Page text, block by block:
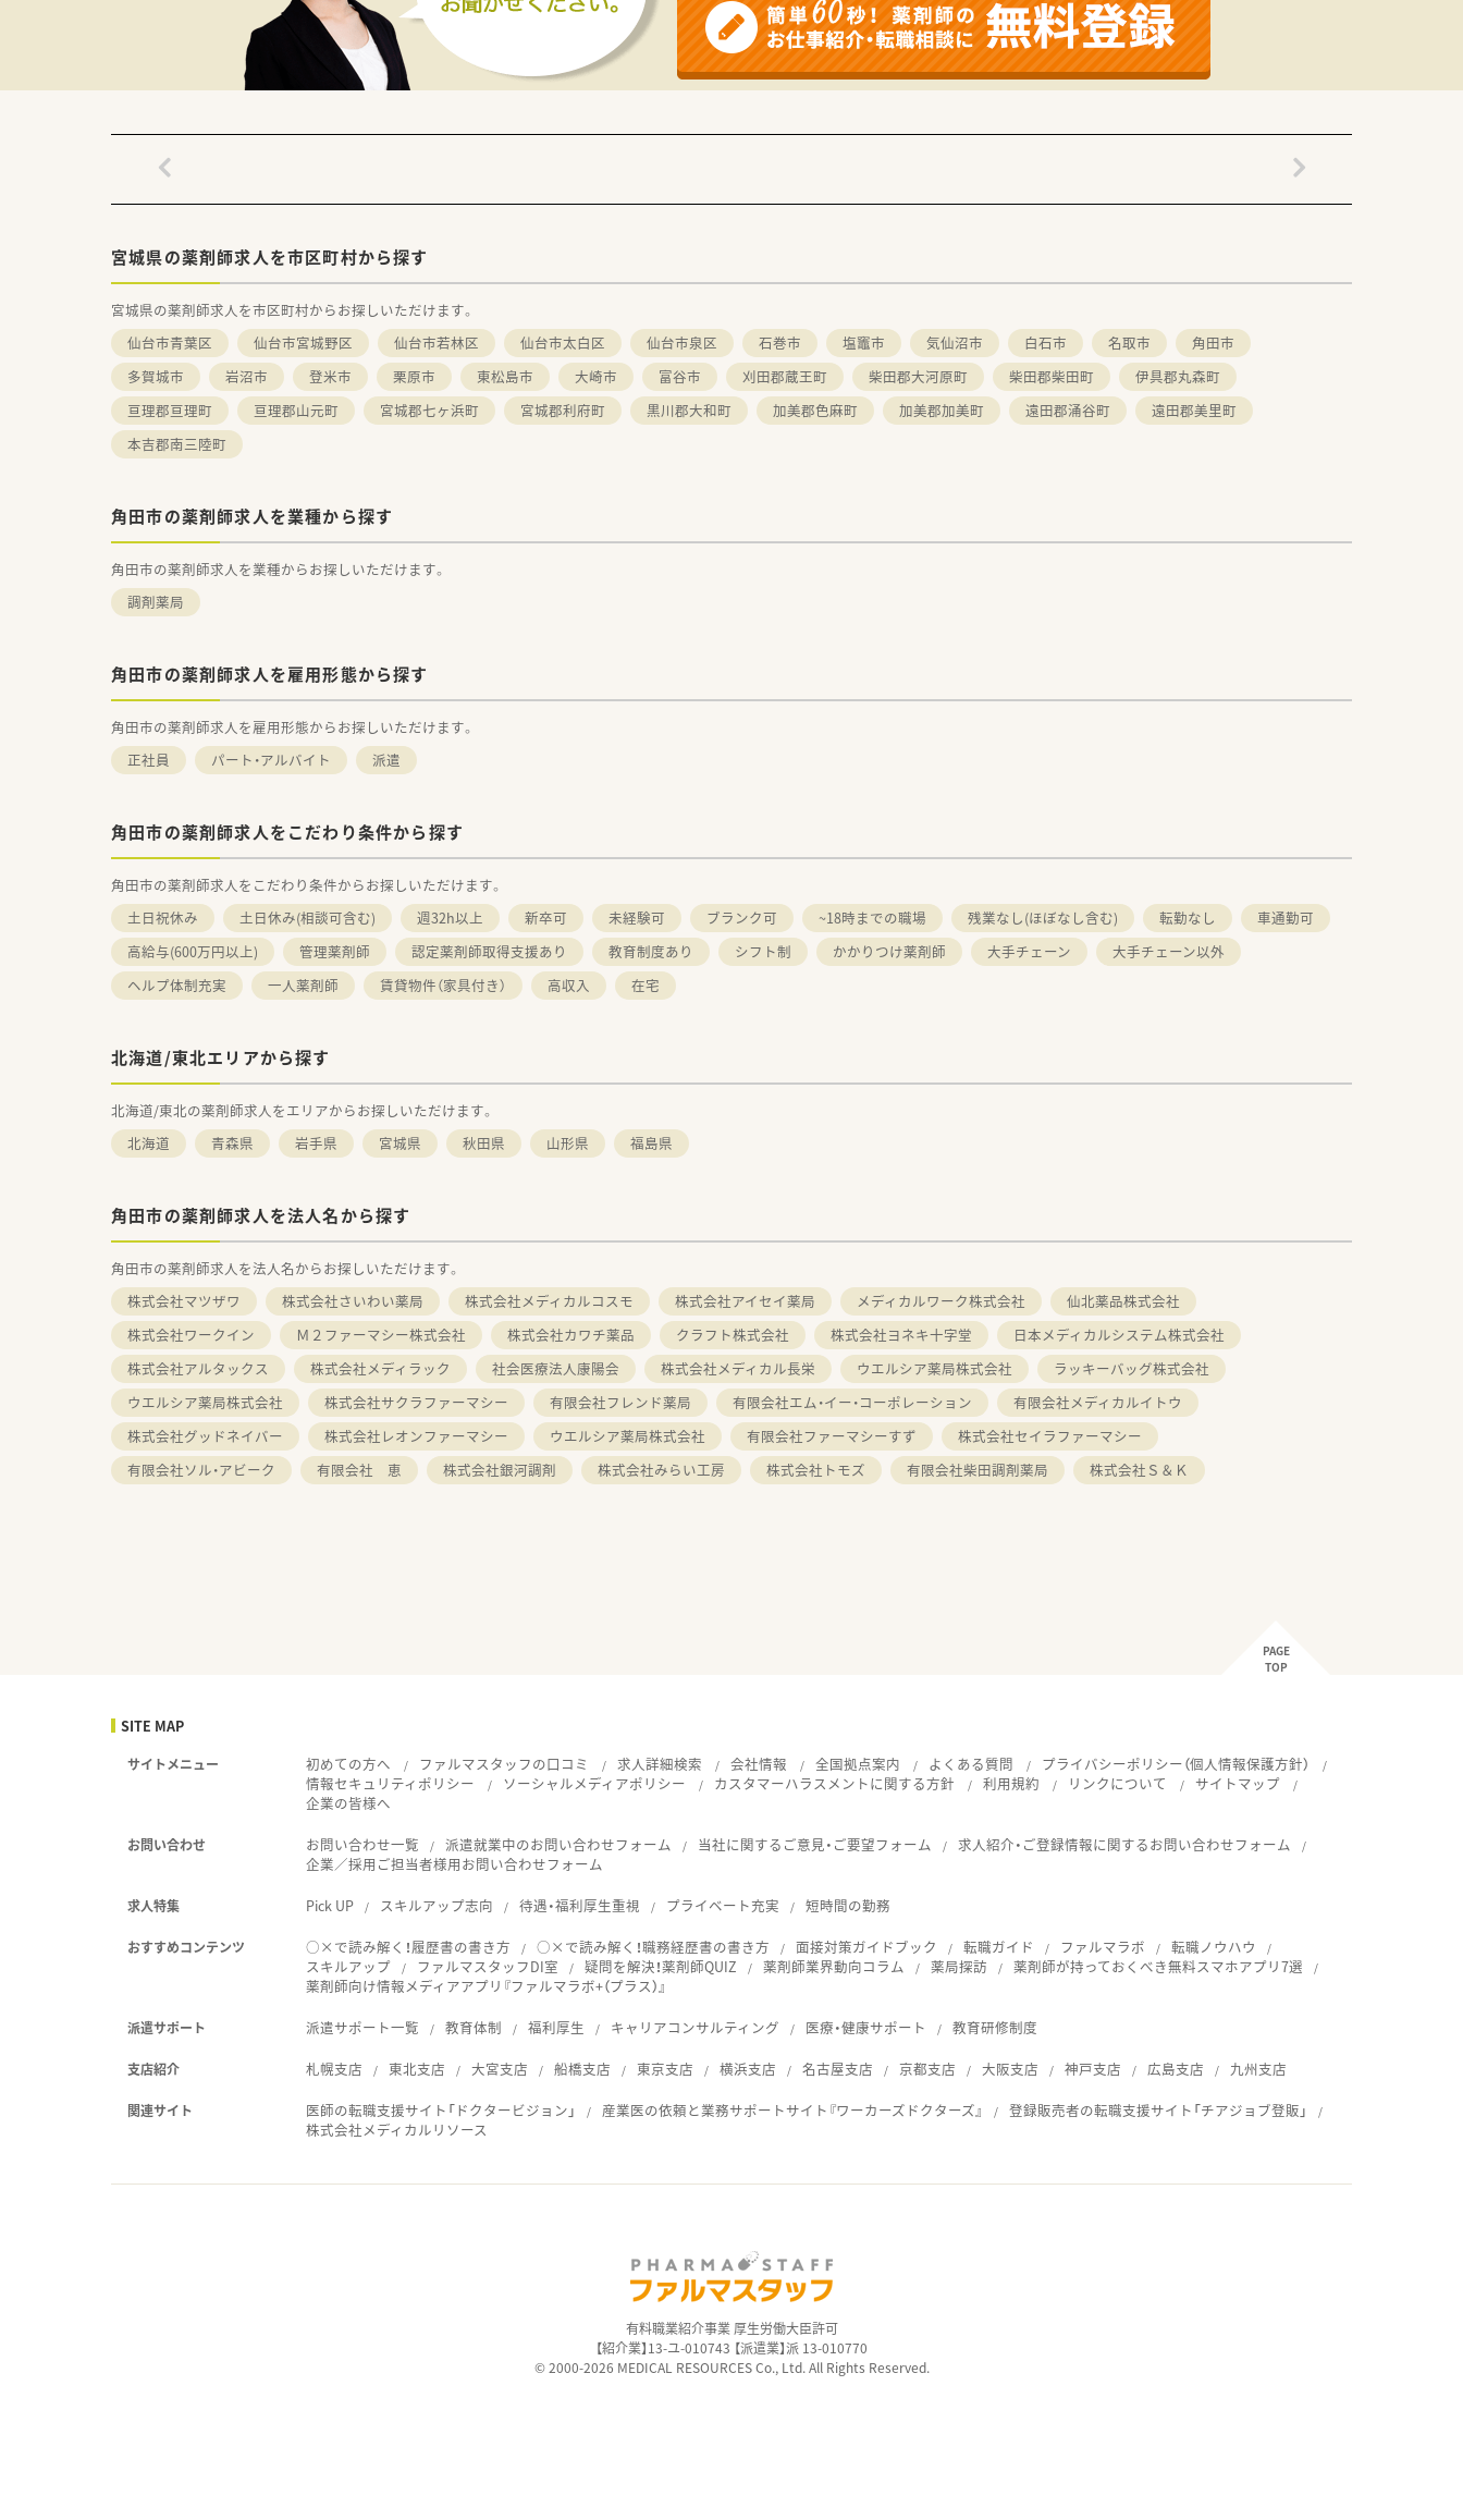
【法人特徴について】
■グループ法人含めて宮城県と山形県に12店舗を展開しています。今後もドミナント展開で店舗を増やしていくお考えです。
■門前に開業するドクターは若い方が多く、将来性のある経営を目指しています。在宅医療にも積極的で、チャレンジできる環境が整っ
ています。
宮城県の薬剤師求人を市区町村から探す
宮城県の薬剤師求人を市区町村からお探しいただけます。
仙台市青葉区
仙台市宮城野区 仙台市若林区 仙台市太白区 仙台市泉区 石巻市 塩竈市 気仙沼市 白石市 名取市
角田市
多賀城市
岩沼市 登米市 栗原市 東松島市 大崎市 富谷市 刈田郡蔵王町 柴田郡大河原町 柴田郡柴田町
伊具郡丸森町
亘理郡亘理町
亘理郡山元町 宮城郡七ヶ浜町 宮城郡利府町 黒川郡大和町 加美郡色麻町 加美郡加美町 遠田郡涌谷町
遠田郡美里町
本吉郡南三陸町
角田市の薬剤師求人を業種から探す
角田市の薬剤師求人を業種からお探しいただけます。
調剤薬局
角田市の薬剤師求人を雇用形態から探す
角田市の薬剤師求人を雇用形態からお探しいただけます。
正社員
パート・アルバイト 派遣
角田市の薬剤師求人をこだわり条件から探す
角田市の薬剤師求人をこだわり条件からお探しいただけます。
土日祝休み
土日休み(相談可含む) 週32h以上 新卒可 未経験可 ブランク可 ~18時までの職場 残業なし(ほぼなし含む) 転勤なし
車通勤可
高給与(600万円以上)
管理薬剤師 認定薬剤師取得支援あり 教育制度あり シフト制 かかりつけ薬剤師 大手チェーン
大手チェーン以外
ヘルプ体制充実
一人薬剤師 賃貸物件（家具付き） 高収入 在宅
北海道/東北エリアから探す
北海道/東北の薬剤師求人をエリアからお探しいただけます。
北海道
青森県 岩手県 宮城県 秋田県 山形県 福島県
角田市の薬剤師求人を法人名から探す
角田市の薬剤師求人を法人名からお探しいただけます。
株式会社マツザワ
株式会社さいわい薬局 株式会社メディカルコスモ 株式会社アイセイ薬局 メディカルワーク株式会社
仙北薬品株式会社
株式会社ワークイン
Ｍ２ファーマシー株式会社 株式会社カワチ薬品 クラフト株式会社 株式会社ヨネキ十字堂
日本メディカルシステム株式会社
株式会社アルタックス
株式会社メディラック 社会医療法人康陽会 株式会社メディカル長栄 ウエルシア薬局株式会社
ラッキーバッグ株式会社
ウエルシア薬局株式会社
株式会社サクラファーマシー 有限会社フレンド薬局 有限会社エム・イー・コーポレーション
有限会社メディカルイトウ
株式会社グッドネイバー
株式会社レオンファーマシー ウエルシア薬局株式会社 有限会社ファーマシーすず
株式会社セイラファーマシー
有限会社ソル・アビーク
有限会社 恵 株式会社銀河調剤 株式会社みらい工房 株式会社トモズ 有限会社柴田調剤薬局 株式会社Ｓ＆Ｋ
PAGE
TOP
SITE MAP
サイトメニュー 初めての方へ ファルマスタッフの口コミ 求人詳細検索 会社情報 全国拠点案内 よくある質問
プライバシーポリシー（個人情報保護方針）
情報セキュリティポリシー
ソーシャルメディアポリシー カスタマーハラスメントに関する方針 利用規約 リンクについて
サイトマップ
企業の皆様へ
お問い合わせ お問い合わせ一覧 派遣就業中のお問い合わせフォーム 当社に関するご意見・ご要望フォーム
求人紹介・ご登録情報に関するお問い合わせフォーム
企業／採用ご担当者様用お問い合わせフォーム
求人特集 Pick UP スキルアップ志向 待遇・福利厚生重視 プライベート充実 短時間の勤務
おすすめコンテンツ ○×で読み解く！履歴書の書き方 ○×で読み解く！職務経歴書の書き方 面接対策ガイドブック 転職ガイド ファルマラボ
転職ノウハウ
スキルアップ
ファルマスタッフDI室 疑問を解決！薬剤師QUIZ 薬剤師業界動向コラム 薬局探訪
薬剤師が持っておくべき無料スマホアプリ7選
薬剤師向け情報メディアアプリ『ファルマラボ+（プラス）』
派遣サポート 派遣サポート一覧 教育体制 福利厚生 キャリアコンサルティング 医療・健康サポート 教育研修制度
支店紹介 札幌支店 東北支店 大宮支店 船橋支店 東京支店 横浜支店 名古屋支店 京都支店 大阪支店 神戸支店 広島支店 九州支店
関連サイト 医師の転職支援サイト「ドクタービジョン」 産業医の依頼と業務サポートサイト『ワーカーズドクターズ』
登録販売者の転職支援サイト「チアジョブ登販」
株式会社メディカルリソース
有料職業紹介事業 厚生労働大臣許可
【紹介業】13-ユ-010743 【派遣業】派 13-010770
© 2000-2026 MEDICAL RESOURCES Co., Ltd. All Rights Reserved.